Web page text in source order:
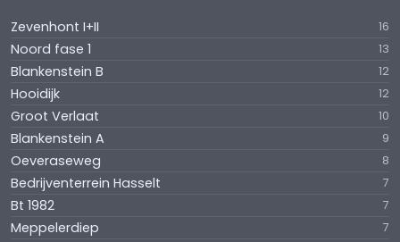
Zevenhont I+II 16
Noord fase 1 13
Blankenstein B 12
Hooidijk 12
Groot Verlaat 10
Blankenstein A 9
Oeveraseweg 8
Bedrijventerrein Hasselt 7
Bt 1982 7
Meppelerdiep 7